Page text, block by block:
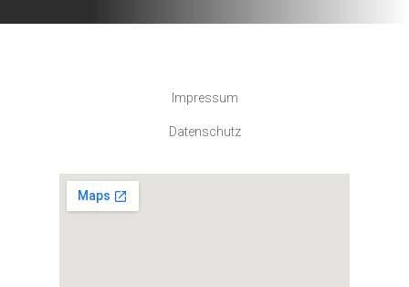
Impressum
Datenschutz